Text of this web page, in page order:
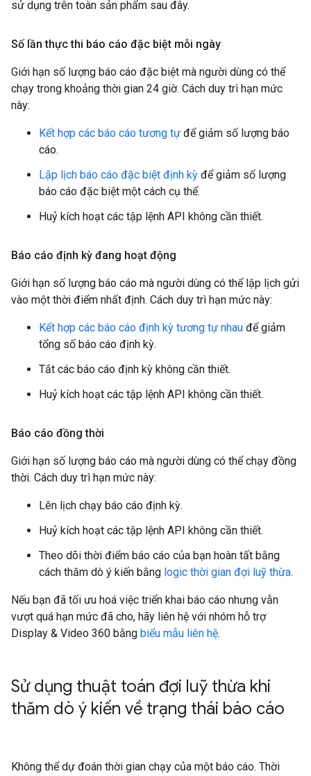
sử dụng trên toàn sản phẩm sau đây.
Số lần thực thi báo cáo đặc biệt mỗi ngày
Giới hạn số lượng báo cáo đặc biệt mà người dùng có thể
chạy trong khoảng thời gian 24 giờ. Cách duy trì hạn mức
này:
Kết hợp các báo cáo tương tự để giảm số lượng báo
cáo.
Lập lịch báo cáo đặc biệt định kỳ để giảm số lượng
báo cáo đặc biệt một cách cụ thể.
Huỷ kích hoạt các tập lệnh API không cần thiết.
Báo cáo định kỳ đang hoạt động
Giới hạn số lượng báo cáo mà người dùng có thể lập lịch gửi
vào một thời điểm nhất định. Cách duy trì hạn mức này:
Kết hợp các báo cáo định kỳ tương tự nhau để giảm
tổng số báo cáo định kỳ.
Tắt các báo cáo định kỳ không cần thiết.
Huỷ kích hoạt các tập lệnh API không cần thiết.
Báo cáo đồng thời
Giới hạn số lượng báo cáo mà người dùng có thể chạy đồng
thời. Cách duy trì hạn mức này:
Lên lịch chạy báo cáo định kỳ.
Huỷ kích hoạt các tập lệnh API không cần thiết.
Theo dõi thời điểm báo cáo của bạn hoàn tất bằng
cách thăm dò ý kiến bằng logic thời gian đợi luỹ thừa.
Nếu bạn đã tối ưu hoá việc triển khai báo cáo nhưng vẫn
vượt quá hạn mức đã cho, hãy liên hệ với nhóm hỗ trợ
Display & Video 360 bằng biểu mẫu liên hệ.
Sử dụng thuật toán đợi luỹ thừa khi
thăm dò ý kiến về trạng thái báo cáo
Không thể dự đoán thời gian chạy của một báo cáo. Thời